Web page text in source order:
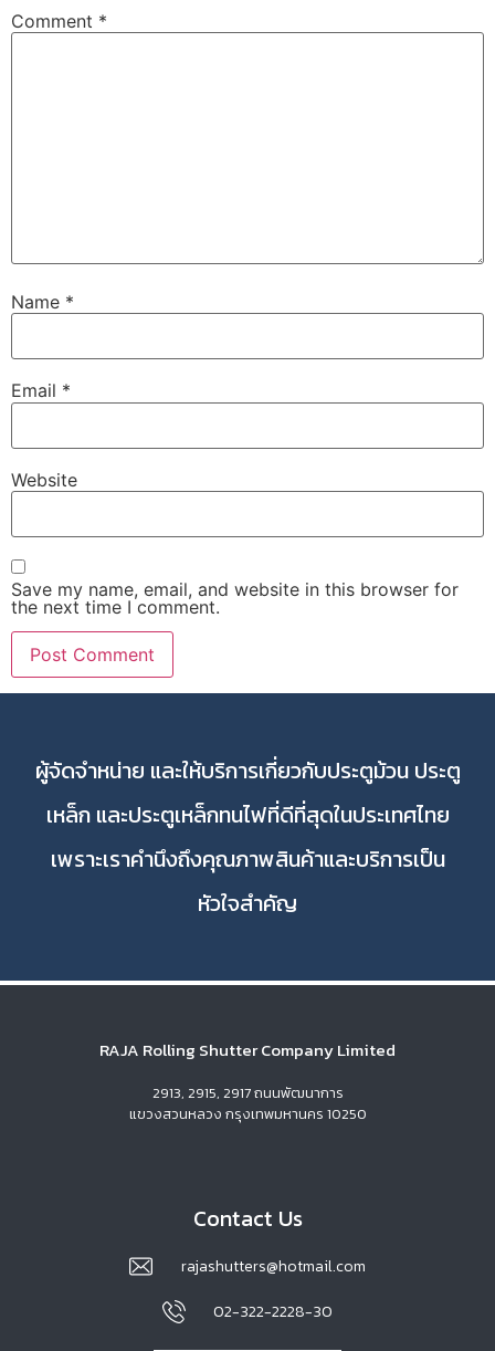
Comment *
Name *
Email *
Website
Save my name, email, and website in this browser for
the next time I comment.
ผู้จัดจำหน่าย และให้บริการเกี่ยวกับประตูม้วน ประตู
เหล็ก และประตูเหล็กทนไฟที่ดีที่สุดในประเทศไทย
เพราะเราคำนึงถึงคุณภาพสินค้าและบริการเป็น
หัวใจสำคัญ
RAJA Rolling Shutter Company Limited
2913, 2915, 2917 ถนนพัฒนาการ
แขวงสวนหลวง กรุงเทพมหานคร 10250
Contact Us
rajashutters@hotmail.com
02-322-2228-30